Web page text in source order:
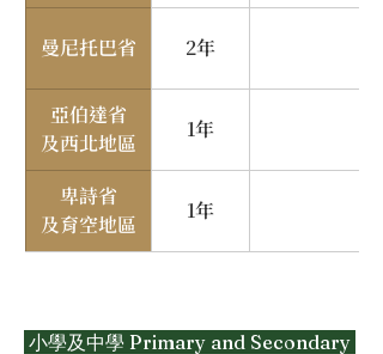
曼尼托巴省 2年
亞伯達省
及西北地區
1年
卑詩省
及育空地區
1年